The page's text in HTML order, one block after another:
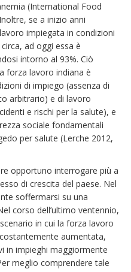
(International Food
se a inizio anni
impiegata in condizioni
ad oggi essa è
intorno al 93%. Ciò
forza lavoro indiana è
di impiego (assenza di
arbitrario) e di lavoro
e rischi per la salute), e
sociale fondamentali
per salute (Lerche 2012,
opportuno interrogare più a
di crescita del paese. Nel
soffermarsi su una
corso dell’ultimo ventennio,
in cui la forza lavoro
aumentata,
in impieghi maggiormente
meglio comprendere tale